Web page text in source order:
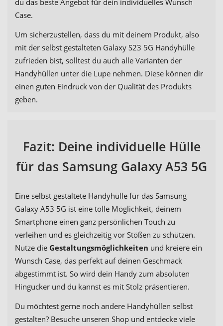
du das beste Angebot für dein individuelles Wunsch
Case.
Um sicherzustellen, dass du mit deinem Produkt, also
mit der selbst gestalteten Galaxy S23 5G Handyhülle
zufrieden bist, solltest du auch alle Varianten der
Handyhüllen unter die Lupe nehmen. Diese können dir
einen guten Eindruck von der Qualität des Produkts
geben.
Fazit: Deine individuelle Hülle
für das Samsung Galaxy A53 5G
Eine selbst gestaltete Handyhülle für das Samsung
Galaxy A53 5G ist eine tolle Möglichkeit, deinem
Smartphone einen ganz persönlichen Touch zu
verleihen und es gleichzeitig vor Stößen zu schützen.
Nutze die Gestaltungsmöglichkeiten und kreiere ein
Wunsch Case, das perfekt auf deinen Geschmack
abgestimmt ist. So wird dein Handy zum absoluten
Hingucker und du kannst es mit Stolz präsentieren.
Du möchtest gerne noch andere Handyhüllen selbst
gestalten? Besuche unseren Shop und entdecke viele